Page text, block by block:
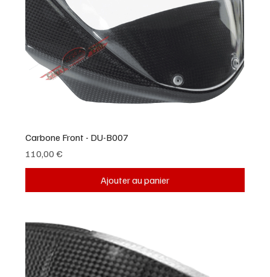
Carbone Front - DU-B007
Prix
110,00 €
Ajouter au panier